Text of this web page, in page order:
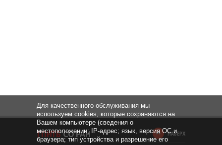
НАВЕРХ
Для качественного обслуживания мы
используем cookies, которые сохраняются на
Вашем компьютере (сведения о
местоположении; IP-адрес; язык, версия ОС и
браузера; тип устройства и разрешение его